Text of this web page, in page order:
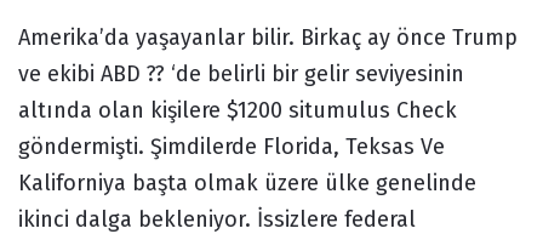
Amerika’da yaşayanlar bilir. Birkaç ay önce Trump
ve ekibi ABD ?? ‘de belirli bir gelir seviyesinin
altında olan kişilere $1200 situmulus Check
göndermişti. Şimdilerde Florida, Teksas Ve
Kaliforniya başta olmak üzere ülke genelinde
ikinci dalga bekleniyor. İssizlere federal